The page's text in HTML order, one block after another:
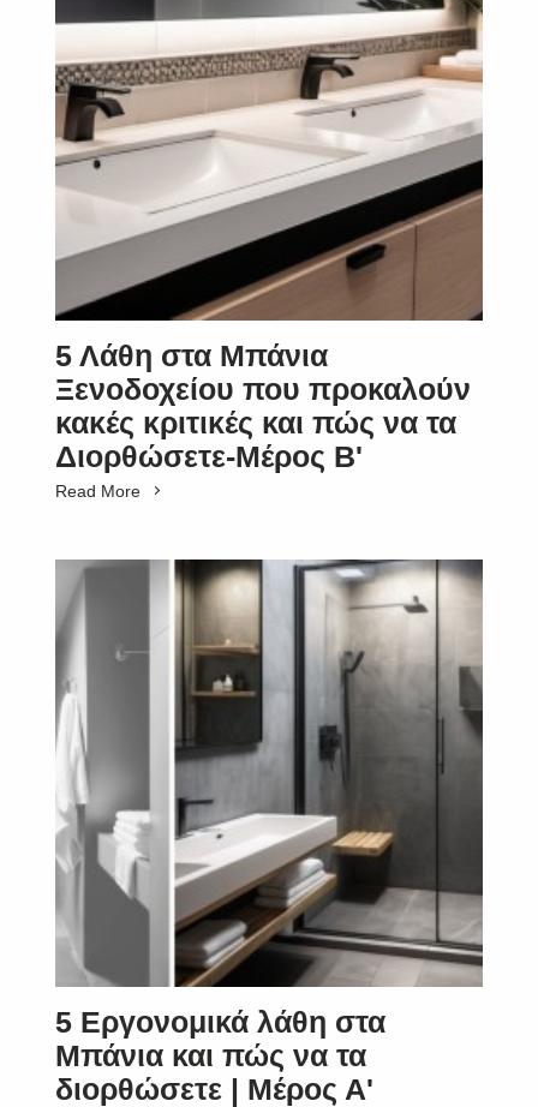
5 Λάθη στα Μπάνια
Ξενοδοχείου που προκαλούν
κακές κριτικές και πώς να τα
Διορθώσετε-Μέρος Β'
Read More
5 Εργονομικά λάθη στα
Μπάνια και πώς να τα
διορθώσετε | Μέρος Α'